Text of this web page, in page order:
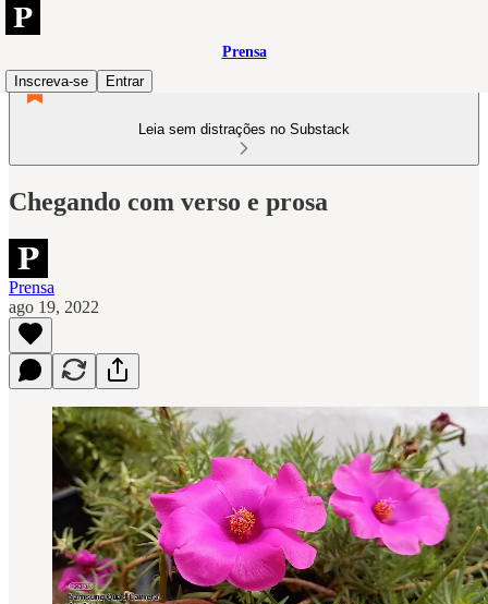
Prensa
Inscreva-se
Entrar
Leia sem distrações no Substack
Chegando com verso e prosa
Prensa
ago 19, 2022